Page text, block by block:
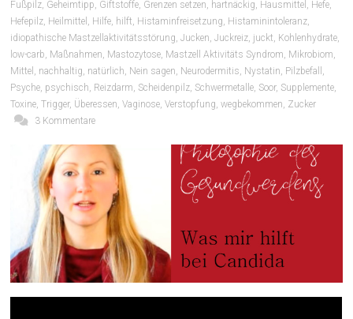
Fußpilz Geheimtipp Giftstoffe Grenzen setzen hartnäckig Hausmittel Hefe
Hefepilz Heilmittel Hilfe hilft Histaminfreisetzung Histaminintoleranz
idiopathische Mastzellaktivitätsstörung ,Jucken ,Juckreiz juckt Kohlenhydrate
low-carb Maßnahmen Mastozytose Mastzell Aktivitäts Syndrom Mikrobiom
Mittel
nachhaltig natürlich Nein sagen Neurodermitis Nystatin Pilzbefall
Psyche psychisch Reizdarm Scheidenpilz Schwermetalle Soor, Supplemente
Toxine ,Trigger, Überessen ,Vaginose ,Verstopfung ,wegbekommen Zucker
3 Kommentare